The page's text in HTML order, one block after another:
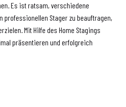
Es ist ratsam, verschiedene
professionellen Stager zu beauftragen,
Mit Hilfe des Home Stagings
präsentieren und erfolgreich